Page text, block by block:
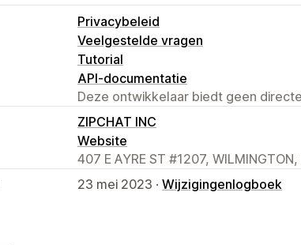
Privacybeleid
Veelgestelde vragen
Tutorial
API-documentatie
Deze ontwikkelaar biedt geen
ZIPCHAT INC
Website
407 E AYRE ST #1207,
23 mei 2023 · Wijzigingenlogboek